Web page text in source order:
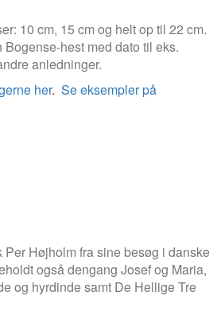
10 cm, 15 cm og helt op til 22 cm.
hest med dato til eks.
anledninger.
her.Se eksempler på
Højholm fra sine besøg i danske
også dengang Josef og Maria,
og hyrdinde samt De Hellige Tre